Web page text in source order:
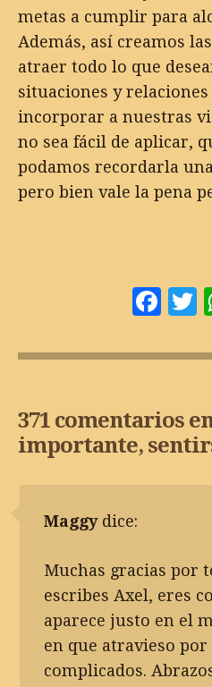
metas a cumplir para
Además, así creamos
atraer todo lo que
situaciones y
incorporar a nuestras
no sea fácil de aplicar,
podamos recordarla
pero bien vale la pena
371 comentarios
importante,
Maggy dice:
Muchas gracias por
escribes Axel, eres
aparece justo en el
en que atravieso
complicados.